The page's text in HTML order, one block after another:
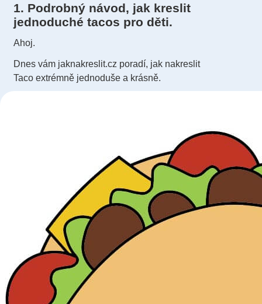
1. Podrobný návod, jak kreslit
jednoduché tacos pro děti.
Ahoj.
Dnes vám jaknakreslit.cz poradí, jak nakreslit
Taco extrémně jednoduše a krásně.